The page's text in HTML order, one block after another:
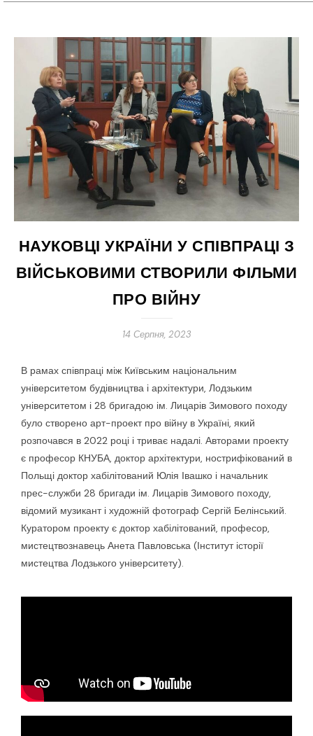
НАУКОВЦІ УКРАЇНИ У СПІВПРАЦІ З
ВІЙСЬКОВИМИ СТВОРИЛИ ФІЛЬМИ
ПРО ВІЙНУ
14 Серпня, 2023
В рамах співпраці між Київським національним
університетом будівництва і архітектури, Лодзьким
університетом і 28 бригадою ім. Лицарів Зимового походу
було створено арт-проект про війну в Україні, який
розпочався в 2022 році і триває надалі. Авторами проекту
є професор КНУБА, доктор архітектури, нострифікований в
Польщі доктор хабілітований Юлія Івашко і начальник
прес-служби 28 бригади ім. Лицарів Зимового походу,
відомий музикант і художній фотограф Сергій Белінський.
Куратором проекту є доктор хабілітований, професор,
мистецтвознавець Анета Павловська (Інститут історії
мистецтва Лодзького університету).